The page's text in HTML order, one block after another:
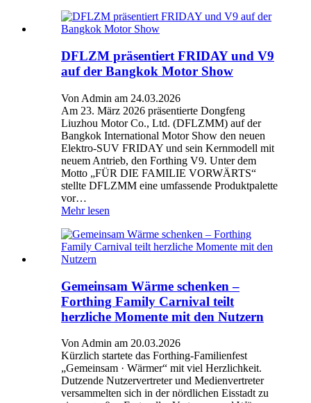
DFLZM präsentiert FRIDAY und V9
auf der Bangkok Motor Show
Von Admin am 24.03.2026
Am 23. März 2026 präsentierte Dongfeng
Liuzhou Motor Co., Ltd. (DFLZMM) auf der
Bangkok International Motor Show den neuen
Elektro-SUV FRIDAY und sein Kernmodell mit
neuem Antrieb, den Forthing V9. Unter dem
Motto „FÜR DIE FAMILIE VORWÄRTS“
stellte DFLZMM eine umfassende Produktpalette
vor…
Mehr lesen
Gemeinsam Wärme schenken –
Forthing Family Carnival teilt
herzliche Momente mit den Nutzern
Von Admin am 20.03.2026
Kürzlich startete das Forthing-Familienfest
„Gemeinsam · Wärmer“ mit viel Herzlichkeit.
Dutzende Nutzervertreter und Medienvertreter
versammelten sich in der nördlichen Eisstadt zu